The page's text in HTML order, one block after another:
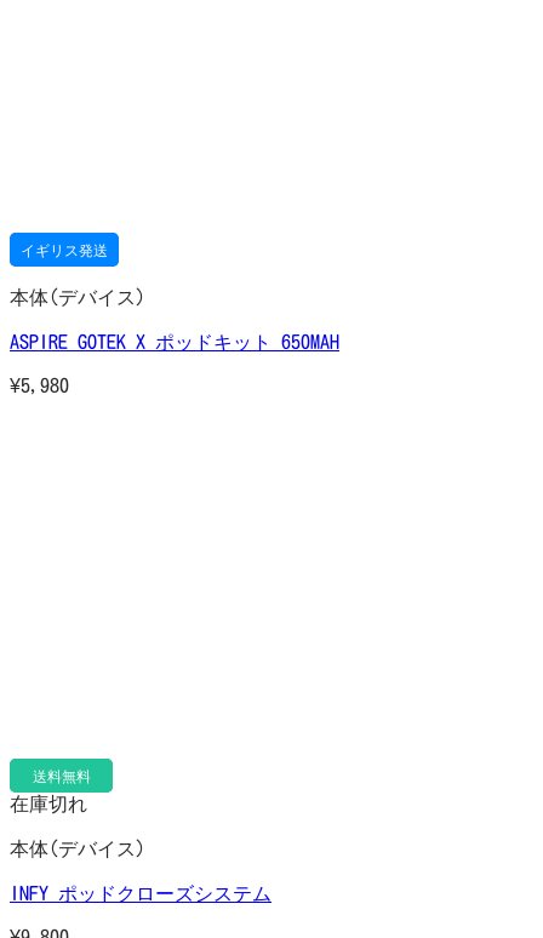
イギリス発送
本体(デバイス)
ASPIRE GOTEK X ポッドキット 650MAH
¥5,980
送料無料
在庫切れ
本体(デバイス)
INFY ポッドクローズシステム